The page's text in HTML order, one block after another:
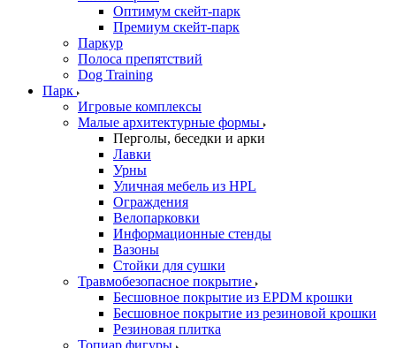
Оптимум скейт-парк
Премиум скейт-парк
Паркур
Полоса препятствий
Dog Training
Парк
Игровые комплексы
Малые архитектурные формы
Перголы, беседки и арки
Лавки
Урны
Уличная мебель из HPL
Ограждения
Велопарковки
Информационные стенды
Вазоны
Стойки для сушки
Травмобезопасное покрытие
Бесшовное покрытие из EPDM крошки
Бесшовное покрытие из резиновой крошки
Резиновая плитка
Топиар фигуры